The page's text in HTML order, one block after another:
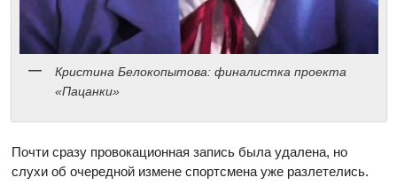
Кристина Белокопытова: финалистка проекта
«Пацанки»
Почти сразу провокационная запись была удалена, но
слухи об очередной измене спортсмена уже разлетелись.